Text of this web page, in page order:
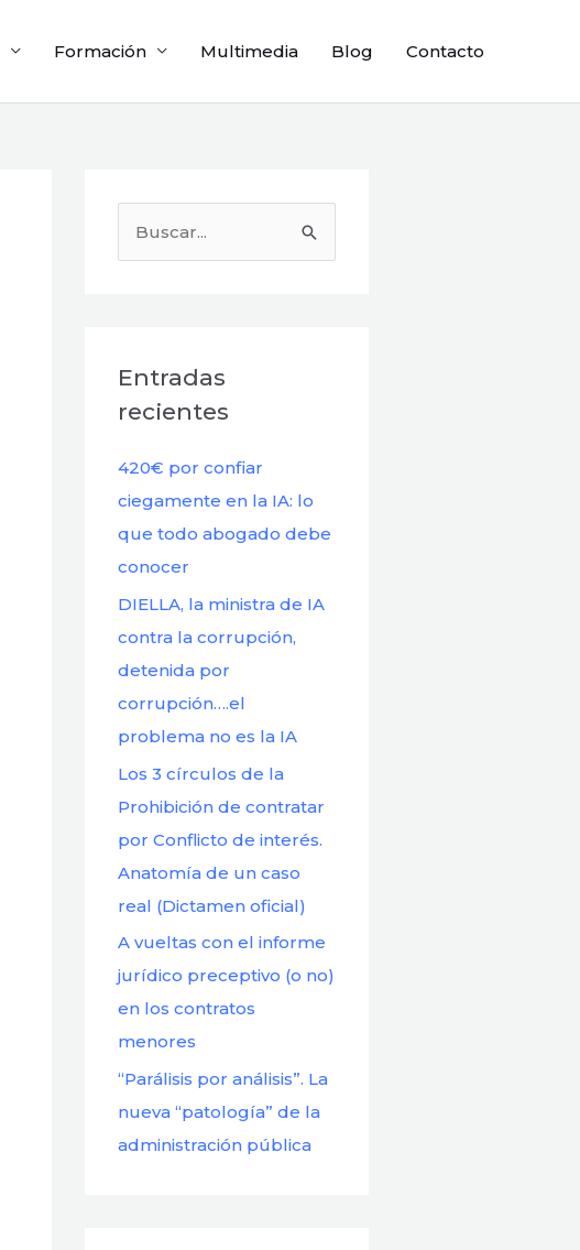
Formación Multimedia Blog Contacto
a
o
r
:
Entradas
recientes
420€ por confiar
ciegamente en la IA: lo
que todo abogado debe
conocer
DIELLA, la ministra de IA
contra la corrupción,
detenida por
corrupción….el
problema no es la IA
Los 3 círculos de la
Prohibición de contratar
por Conflicto de interés.
Anatomía de un caso
real (Dictamen oficial)
A vueltas con el informe
jurídico preceptivo (o no)
en los contratos
menores
“Parálisis por análisis”. La
nueva “patología” de la
administración pública